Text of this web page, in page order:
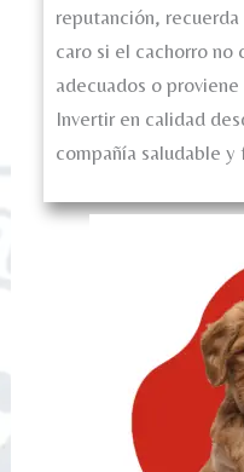
reputanción,
caro si el cachorro no
adecuados o
Invertir en calidad
compañía saludable y